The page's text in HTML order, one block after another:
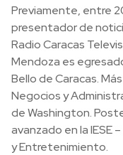
Previamente, entre
presentador de
Radio Caracas
Mendoza es
Bello de Caracas.
Negocios y
de Washington.
avanzado en la IESE
y Entretenimiento.